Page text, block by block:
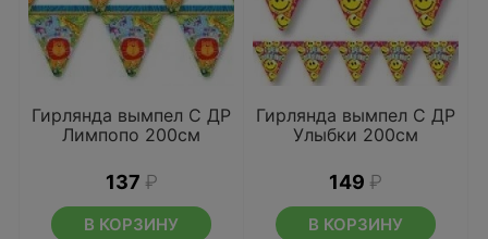
Гирлянда вымпел С ДР
Лимпопо 200см
137 ₽
В КОРЗИНУ
Гирлянда вымпел С ДР
Улыбки 200см
149 ₽
В КОРЗИНУ